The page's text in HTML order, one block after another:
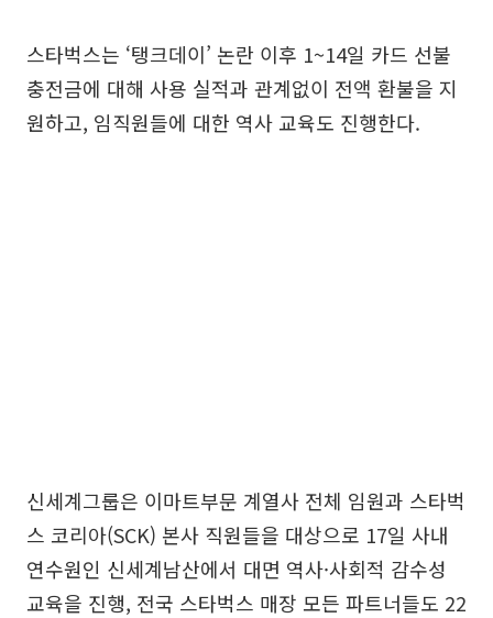
스타벅스는 ‘탱크데이’ 논란 이후 1~14일 카드 선불
충전금에 대해 사용 실적과 관계없이 전액 환불을 지
원하고, 임직원들에 대한 역사 교육도 진행한다.
신세계그룹은 이마트부문 계열사 전체 임원과 스타벅
스 코리아(SCK) 본사 직원들을 대상으로 17일 사내
연수원인 신세계남산에서 대면 역사·사회적 감수성
교육을 진행, 전국 스타벅스 매장 모든 파트너들도 22